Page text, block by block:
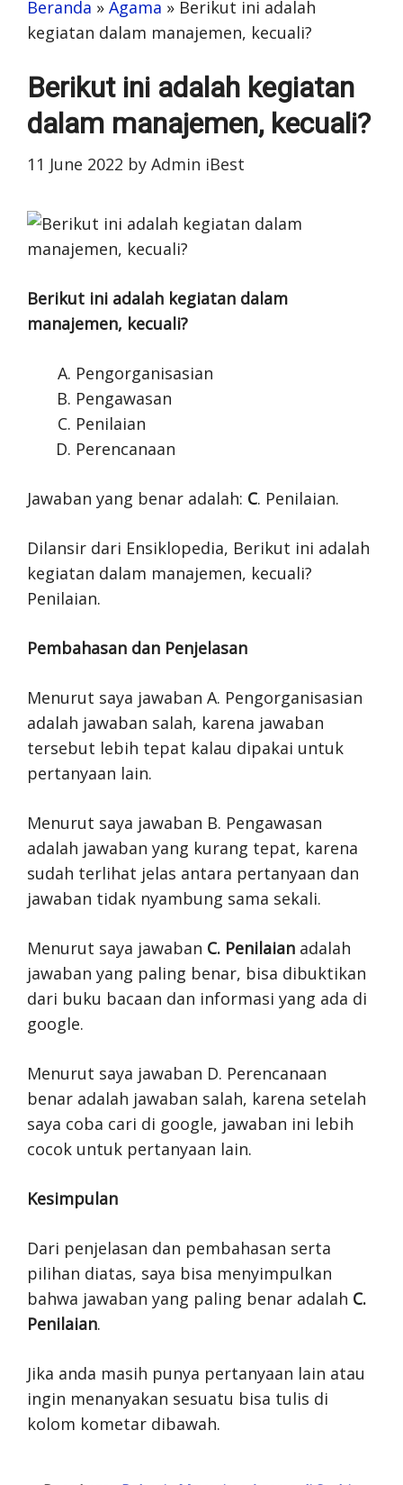
Beranda » Agama » Berikut ini adalah
kegiatan dalam manajemen, kecuali?
Berikut ini adalah kegiatan
dalam manajemen, kecuali?
11 June 2022 by Admin iBest
Berikut ini adalah kegiatan dalam
manajemen, kecuali?
Pengorganisasian
Pengawasan
Penilaian
Perencanaan
Jawaban yang benar adalah: C. Penilaian.
Dilansir dari Ensiklopedia, Berikut ini adalah
kegiatan dalam manajemen, kecuali?
Penilaian.
Pembahasan dan Penjelasan
Menurut saya jawaban A. Pengorganisasian
adalah jawaban salah, karena jawaban
tersebut lebih tepat kalau dipakai untuk
pertanyaan lain.
Menurut saya jawaban B. Pengawasan
adalah jawaban yang kurang tepat, karena
sudah terlihat jelas antara pertanyaan dan
jawaban tidak nyambung sama sekali.
Menurut saya jawaban C. Penilaian adalah
jawaban yang paling benar, bisa dibuktikan
dari buku bacaan dan informasi yang ada di
google.
Menurut saya jawaban D. Perencanaan
benar adalah jawaban salah, karena setelah
saya coba cari di google, jawaban ini lebih
cocok untuk pertanyaan lain.
Kesimpulan
Dari penjelasan dan pembahasan serta
pilihan diatas, saya bisa menyimpulkan
bahwa jawaban yang paling benar adalah C.
Penilaian.
Jika anda masih punya pertanyaan lain atau
ingin menanyakan sesuatu bisa tulis di
kolom kometar dibawah.